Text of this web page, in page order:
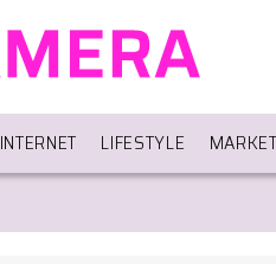
INTERNET LIFESTYLE